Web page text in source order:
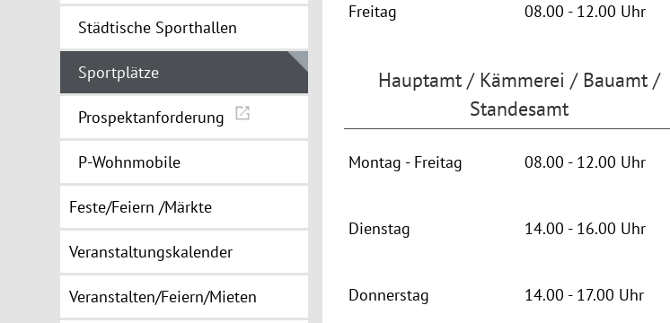
Städtische Sporthallen
Sportplätze
Prospektanforderung
P-Wohnmobile
Feste/Feiern /Märkte
Veranstaltungskalender
Veranstalten/Feiern/Mieten
Freitag 08.00 - 12.00 Uhr
Hauptamt / Kämmerei / Bauamt /
Standesamt
Montag - Freitag 08.00 - 12.00 Uhr
Dienstag 14.00 - 16.00 Uhr
Donnerstag 14.00 - 17.00 Uhr